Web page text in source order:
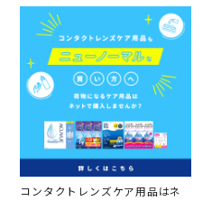
コンタクトレンズケア用品はネ